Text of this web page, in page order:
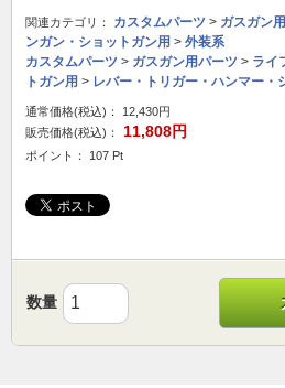
関連カテゴリ： カスタムパーツ > ガスガン
ンガン・ショットガン用 > 外装系
カスタムパーツ > ガスガン用パーツ > ライ
トガン用 > レバー・トリガー・ハンマー・
通常価格(税込)：
12,430円
販売価格(税込)：
11,808円
ポイント： 107 Pt
数量